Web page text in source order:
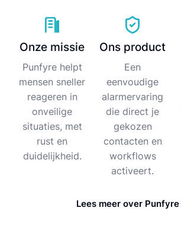
Onze missie
Punfyre helpt
mensen sneller
reageren in
onveilige
situaties, met
rust en
duidelijkheid.
Ons product
Een
eenvoudige
alarmervaring
die direct je
gekozen
contacten en
workflows
activeert.
Lees meer over Punfyre